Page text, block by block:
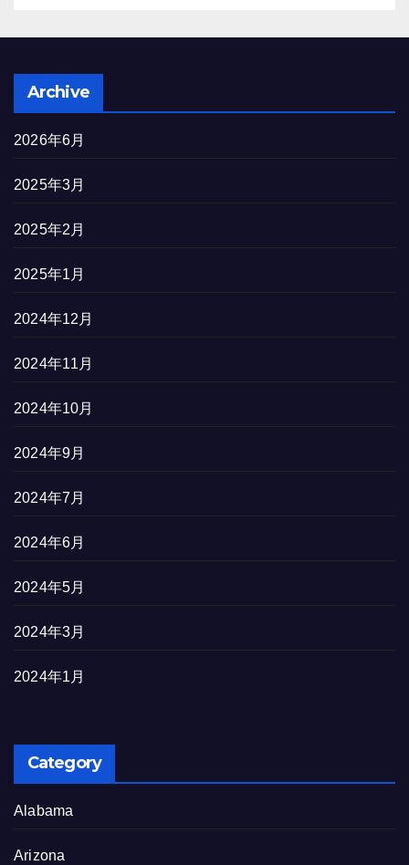
Archive
2026年6月
2025年3月
2025年2月
2025年1月
2024年12月
2024年11月
2024年10月
2024年9月
2024年7月
2024年6月
2024年5月
2024年3月
2024年1月
Category
Alabama
Arizona